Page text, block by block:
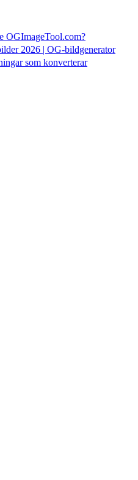
OGImageTool.com?
2026 | OG-bildgenerator
som konverterar